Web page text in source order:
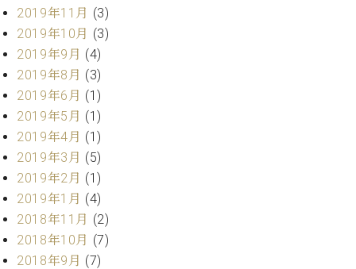
房
ブ
ロ
グ
ア
セ
ス
お
問
い
わ
せ
2019年11月 (3)
2019年10月 (3)
2019年9月 (4)
2019年8月 (3)
2019年6月 (1)
2019年5月 (1)
2019年4月 (1)
2019年3月 (5)
2019年2月 (1)
2019年1月 (4)
2018年11月 (2)
2018年10月 (7)
2018年9月 (7)